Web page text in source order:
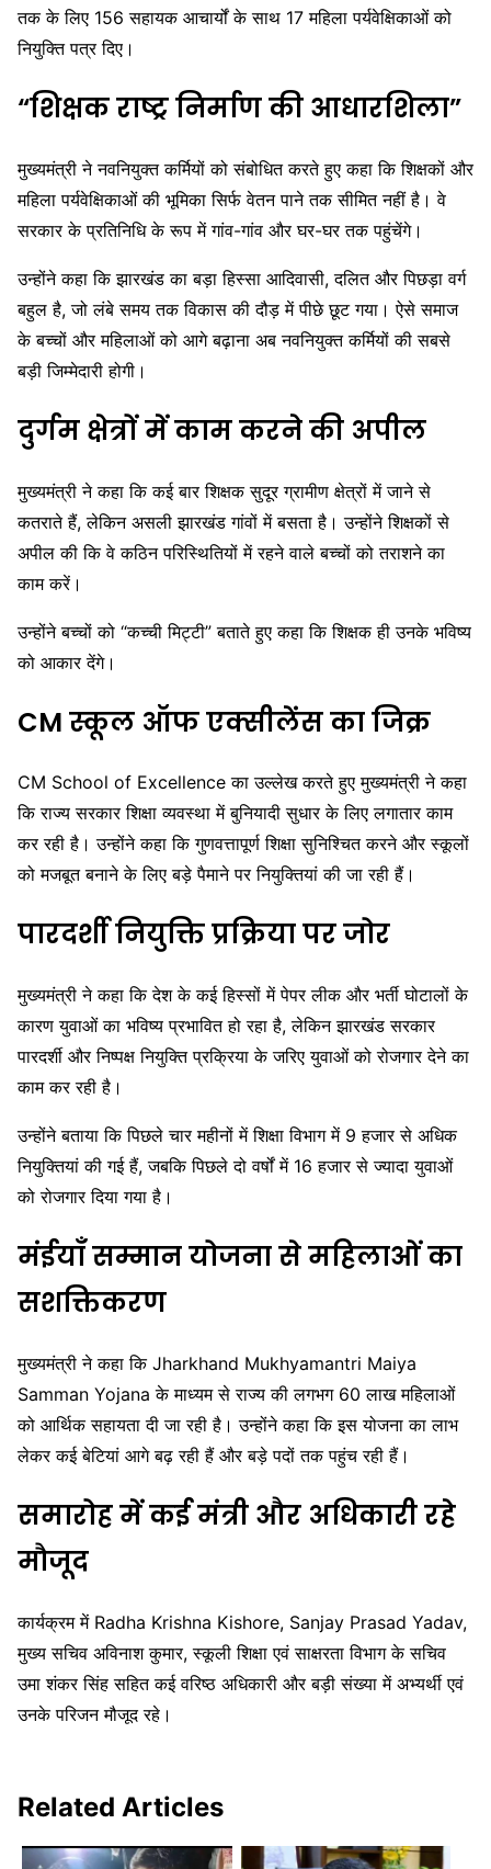
तक के लिए 156 सहायक आचार्यों के साथ 17 महिला पर्यवेक्षिकाओं को
नियुक्ति पत्र दिए।
“शिक्षक राष्ट्र निर्माण की आधारशिला”
मुख्यमंत्री ने नवनियुक्त कर्मियों को संबोधित करते हुए कहा कि शिक्षकों और
महिला पर्यवेक्षिकाओं की भूमिका सिर्फ वेतन पाने तक सीमित नहीं है। वे
सरकार के प्रतिनिधि के रूप में गांव-गांव और घर-घर तक पहुंचेंगे।
उन्होंने कहा कि झारखंड का बड़ा हिस्सा आदिवासी, दलित और पिछड़ा वर्ग
बहुल है, जो लंबे समय तक विकास की दौड़ में पीछे छूट गया। ऐसे समाज
के बच्चों और महिलाओं को आगे बढ़ाना अब नवनियुक्त कर्मियों की सबसे
बड़ी जिम्मेदारी होगी।
दुर्गम क्षेत्रों में काम करने की अपील
मुख्यमंत्री ने कहा कि कई बार शिक्षक सुदूर ग्रामीण क्षेत्रों में जाने से
कतराते हैं, लेकिन असली झारखंड गांवों में बसता है। उन्होंने शिक्षकों से
अपील की कि वे कठिन परिस्थितियों में रहने वाले बच्चों को तराशने का
काम करें।
उन्होंने बच्चों को “कच्ची मिट्टी” बताते हुए कहा कि शिक्षक ही उनके भविष्य
को आकार देंगे।
CM स्कूल ऑफ एक्सीलेंस का जिक्र
CM School of Excellence का उल्लेख करते हुए मुख्यमंत्री ने कहा
कि राज्य सरकार शिक्षा व्यवस्था में बुनियादी सुधार के लिए लगातार काम
कर रही है। उन्होंने कहा कि गुणवत्तापूर्ण शिक्षा सुनिश्चित करने और स्कूलों
को मजबूत बनाने के लिए बड़े पैमाने पर नियुक्तियां की जा रही हैं।
पारदर्शी नियुक्ति प्रक्रिया पर जोर
मुख्यमंत्री ने कहा कि देश के कई हिस्सों में पेपर लीक और भर्ती घोटालों के
कारण युवाओं का भविष्य प्रभावित हो रहा है, लेकिन झारखंड सरकार
पारदर्शी और निष्पक्ष नियुक्ति प्रक्रिया के जरिए युवाओं को रोजगार देने का
काम कर रही है।
उन्होंने बताया कि पिछले चार महीनों में शिक्षा विभाग में 9 हजार से अधिक
नियुक्तियां की गई हैं, जबकि पिछले दो वर्षों में 16 हजार से ज्यादा युवाओं
को रोजगार दिया गया है।
मंईयाँ सम्मान योजना से महिलाओं का
सशक्तिकरण
मुख्यमंत्री ने कहा कि Jharkhand Mukhyamantri Maiya
Samman Yojana के माध्यम से राज्य की लगभग 60 लाख महिलाओं
को आर्थिक सहायता दी जा रही है। उन्होंने कहा कि इस योजना का लाभ
लेकर कई बेटियां आगे बढ़ रही हैं और बड़े पदों तक पहुंच रही हैं।
समारोह में कई मंत्री और अधिकारी रहे
मौजूद
कार्यक्रम में Radha Krishna Kishore, Sanjay Prasad Yadav,
मुख्य सचिव अविनाश कुमार, स्कूली शिक्षा एवं साक्षरता विभाग के सचिव
उमा शंकर सिंह सहित कई वरिष्ठ अधिकारी और बड़ी संख्या में अभ्यर्थी एवं
उनके परिजन मौजूद रहे।
Related Articles